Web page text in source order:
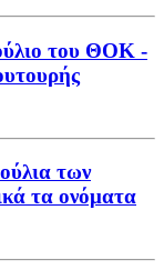
του ΘΟΚ -
των
τα ονόματα